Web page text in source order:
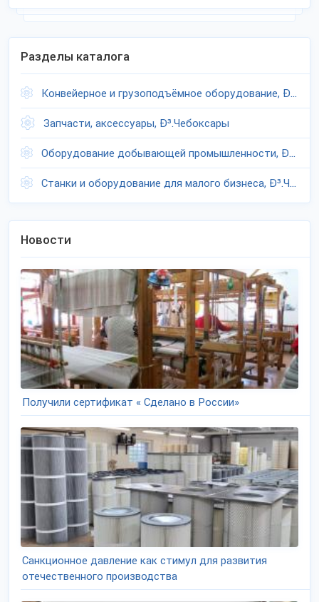
Разделы каталога
Конвейерное и грузоподъёмное оборудование, Ð³.Чебоксары
Запчасти, аксессуары, Ð³.Чебоксары
Оборудование добывающей промышленности, Ð³.Чебоксары
Станки и оборудование для малого бизнеса, Ð³.Чебоксары
Новости
Получили сертификат « Сделано в России»
Санкционное давление как стимул для развития
отечественного производства